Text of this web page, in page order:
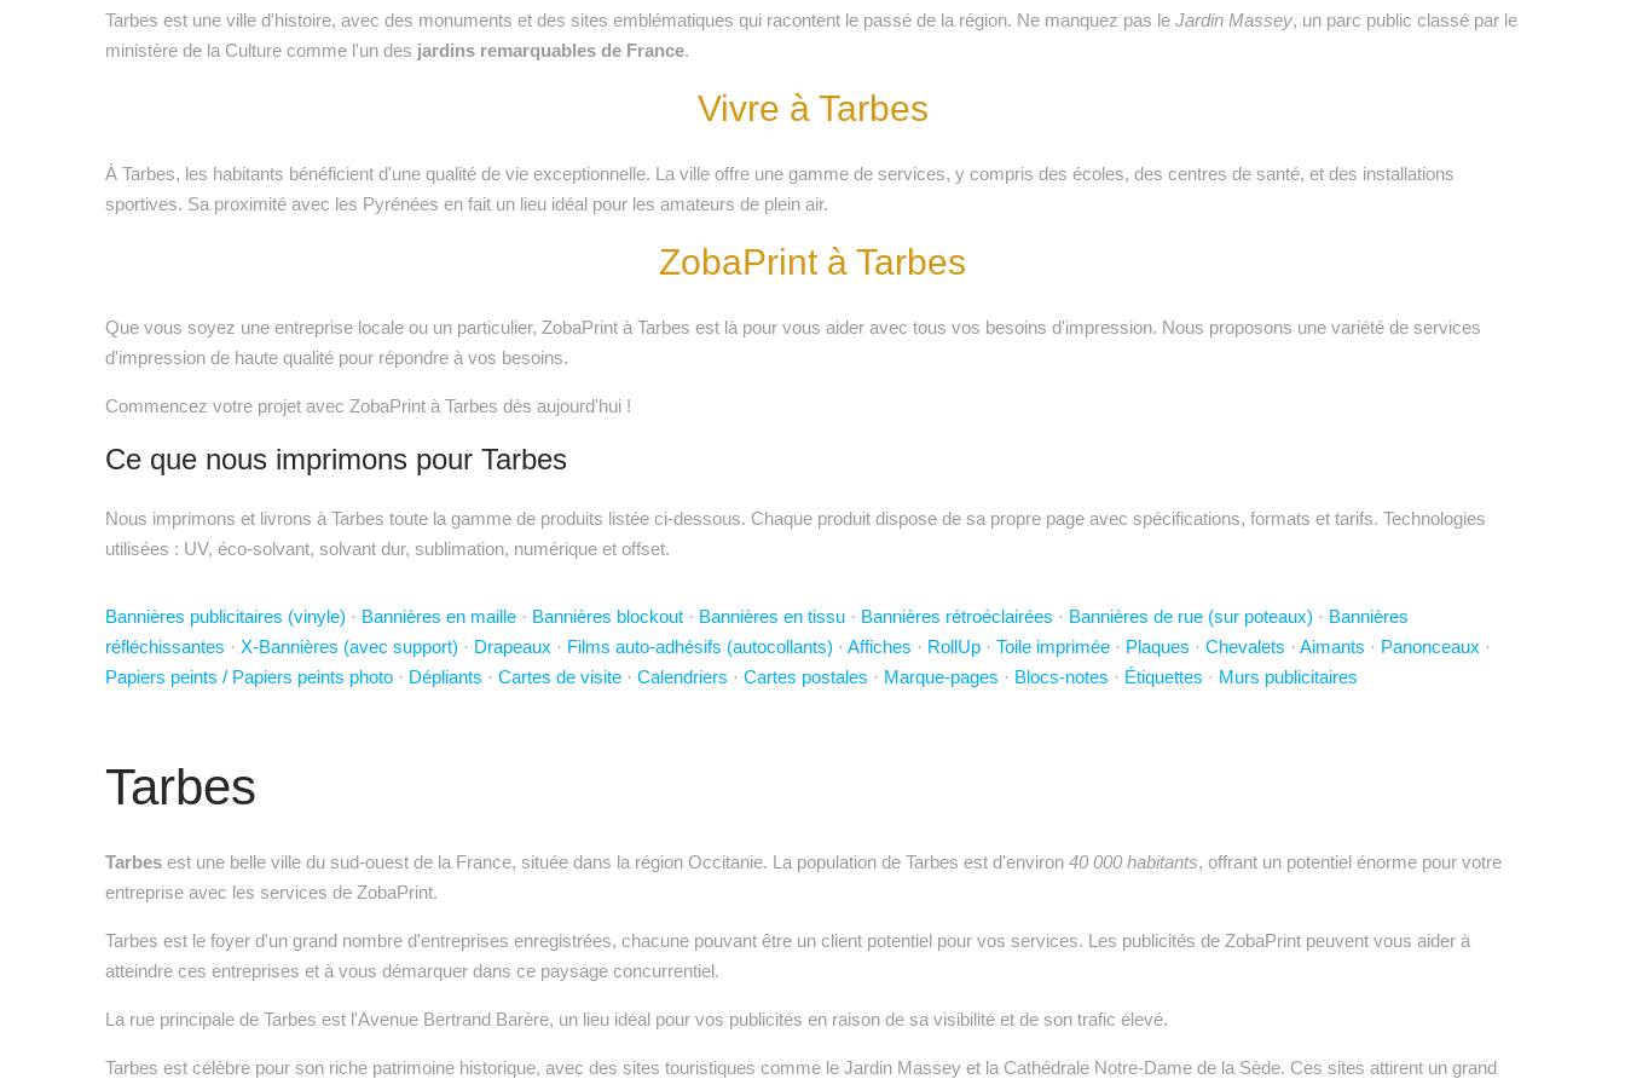
Tarbes est une ville d'histoire, avec des monuments et des sites emblématiques qui racontent le passé de la région. Ne manquez pas le Jardin Massey, un parc public classé par le
ministère de la Culture comme l'un des jardins remarquables de France.
Vivre à Tarbes
À Tarbes, les habitants bénéficient d'une qualité de vie exceptionnelle. La ville offre une gamme de services, y compris des écoles, des centres de santé, et des installations
sportives. Sa proximité avec les Pyrénées en fait un lieu idéal pour les amateurs de plein air.
ZobaPrint à Tarbes
Que vous soyez une entreprise locale ou un particulier, ZobaPrint à Tarbes est là pour vous aider avec tous vos besoins d'impression. Nous proposons une variété de services
d'impression de haute qualité pour répondre à vos besoins.
Commencez votre projet avec ZobaPrint à Tarbes dès aujourd'hui !
Ce que nous imprimons pour Tarbes
Nous imprimons et livrons à Tarbes toute la gamme de produits listée ci-dessous. Chaque produit dispose de sa propre page avec spécifications, formats et tarifs. Technologies
utilisées : UV, éco-solvant, solvant dur, sublimation, numérique et offset.
Bannières publicitaires (vinyle) · Bannières en maille · Bannières blockout · Bannières en tissu · Bannières rétroéclairées · Bannières de rue (sur poteaux) · Bannières
réfléchissantes · X-Bannières (avec support) · Drapeaux · Films auto-adhésifs (autocollants) · Affiches · RollUp · Toile imprimée · Plaques · Chevalets · Aimants · Panonceaux ·
Papiers peints / Papiers peints photo · Dépliants · Cartes de visite · Calendriers · Cartes postales · Marque-pages · Blocs-notes · Étiquettes · Murs publicitaires
Tarbes
Tarbes est une belle ville du sud-ouest de la France, située dans la région Occitanie. La population de Tarbes est d'environ 40 000 habitants, offrant un potentiel énorme pour votre
entreprise avec les services de ZobaPrint.
Tarbes est le foyer d'un grand nombre d'entreprises enregistrées, chacune pouvant être un client potentiel pour vos services. Les publicités de ZobaPrint peuvent vous aider à
atteindre ces entreprises et à vous démarquer dans ce paysage concurrentiel.
La rue principale de Tarbes est l'Avenue Bertrand Barère, un lieu idéal pour vos publicités en raison de sa visibilité et de son trafic élevé.
Tarbes est célèbre pour son riche patrimoine historique, avec des sites touristiques comme le Jardin Massey et la Cathédrale Notre-Dame de la Sède. Ces sites attirent un grand